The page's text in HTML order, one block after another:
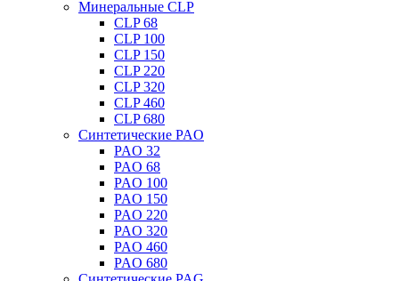
Минеральные CLP
CLP 68
CLP 100
CLP 150
CLP 220
CLP 320
CLP 460
CLP 680
Синтетические PAO
PAO 32
PAO 68
PAO 100
PAO 150
PAO 220
PAO 320
PAO 460
PAO 680